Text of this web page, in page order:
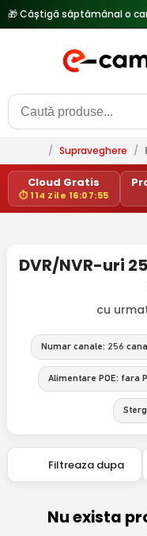
/ Supraveghere /
Cloud Gratis
⏱ 114 Zile 16:07:55
DVR/NVR-uri
cu
Numar canale: 256
Alimentare POE: fara
Filtreaza dupa
Nu exista